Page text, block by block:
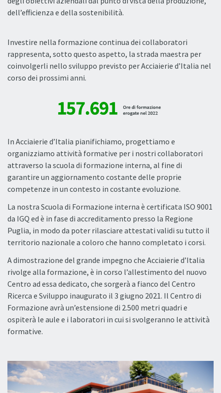
dell’efficienza e della sostenibilità.
Investire nella formazione continua dei collaboratori
rappresenta, sotto questo aspetto, la strada maestra per
coinvolgerli nello sviluppo previsto per Acciaierie d’Italia nel
corso dei prossimi anni.
In Acciaierie d’Italia pianifichiamo, progettiamo e
organizziamo attività formative per i nostri collaboratori
attraverso la scuola di formazione interna, al fine di
garantire un aggiornamento costante delle proprie
competenze in un contesto in costante evoluzione.
La nostra Scuola di Formazione interna è certificata ISO 9001
da IGQ ed è in fase di accreditamento presso la Regione
Puglia, in modo da poter rilasciare attestati validi su tutto il
territorio nazionale a coloro che hanno completato i corsi.
A dimostrazione del grande impegno che Acciaierie d’Italia
rivolge alla formazione, è in corso l’allestimento del nuovo
Centro ad essa dedicato, che sorgerà a fianco del Centro
Ricerca e Sviluppo inaugurato il 3 giugno 2021. Il Centro di
Formazione avrà un’estensione di 2.500 metri quadri e
ospiterà le aule e i laboratori in cui si svolgeranno le attività
formative.